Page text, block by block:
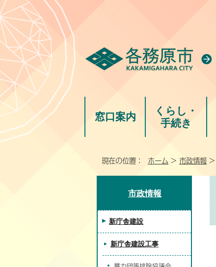
窓口案内
くらし・
手続き
現在の位置： ホーム > 市政情報 >
市政情報
新庁舎建設
新庁舎建設工事